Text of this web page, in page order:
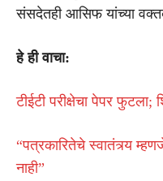
संसदेतही आसिफ यांच्या
हे ही वाचा:
टीईटी परीक्षेचा पेपर फुटला;
“पत्रकारितेचे स्वातंत्र्य
नाही”